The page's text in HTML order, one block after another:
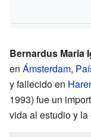
Bernardus Maria
en Ámsterdam,
y fallecido en
1993) fue un
vida al estudio y